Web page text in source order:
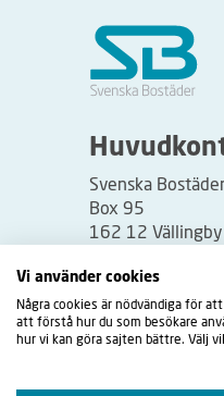
Svenska Bostäder
Box 95
162 12 Vällingby
Besöksadress:
Vällingbyplan 2
Vi använder cookies
Några cookies är nödvändiga för
att förstå hur du som besökare
hur vi kan göra sajten bättre. Välj